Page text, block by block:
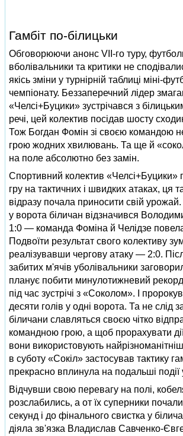
Гамбіт по-білицьки
Обговорюючи анонс VII-го туру,
вболівальники та критики не
якісь зміни у турнірній таблиці міні-
чемпіонату. Беззаперечний лідер
«Челсі+Буцики» зустрічався з
речі, цей колектив посідав шосту
Тож Богдан Фомін зі своєю командою
грою жодних хвилювань. Та ще й
на поле абсолютно без замін.
Спортивний колектив «Челсі+Буцики»
гру на тактичних і швидких атаках, ця
відразу почала приносити свій
у ворота біличан відзначився
1:0 — команда Фоміна й Челідзе
Подвоїти результат свого колективу
реалізувавши чергову атаку — 2:0.
забитих м'ячів уболівальники
планує побити минулотижневий
під час зустрічі з «Соколом». І
десяти голів у одні ворота. Та не слід
біличани славляться своєю чітко
командною грою, а щоб прорахувати
вони використовують
в суботу «Сокіл» застосував тактику
прекрасно вплинула на подальші події
Відчувши свою перевагу на полі,
розслабились, а от їх суперники
секунд і до фінального свистка у
діяла зв'язка Владислав Савченко-